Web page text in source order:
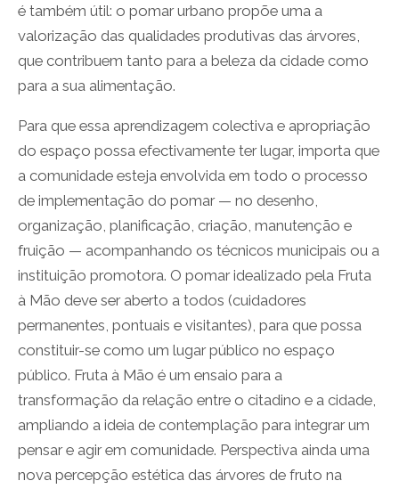
é também útil: o pomar urbano propõe uma a
valorização das qualidades produtivas das árvores,
que contribuem tanto para a beleza da cidade como
para a sua alimentação.
Para que essa aprendizagem colectiva e apropriação
do espaço possa efectivamente ter lugar, importa que
a comunidade esteja envolvida em todo o processo
de implementação do pomar — no desenho,
organização, planificação, criação, manutenção e
fruição — acompanhando os técnicos municipais ou a
instituição promotora. O pomar idealizado pela Fruta
à Mão deve ser aberto a todos (cuidadores
permanentes, pontuais e visitantes), para que possa
constituir-se como um lugar público no espaço
público. Fruta à Mão é um ensaio para a
transformação da relação entre o citadino e a cidade,
ampliando a ideia de contemplação para integrar um
pensar e agir em comunidade. Perspectiva ainda uma
nova percepção estética das árvores de fruto na